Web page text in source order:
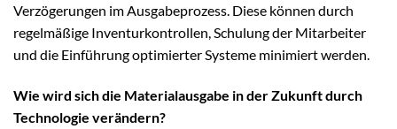
Verzögerungen im Ausgabeprozess. Diese können durch
regelmäßige Inventurkontrollen, Schulung der Mitarbeiter
und die Einführung optimierter Systeme minimiert werden.
Wie wird sich die Materialausgabe in der Zukunft durch
Technologie verändern?